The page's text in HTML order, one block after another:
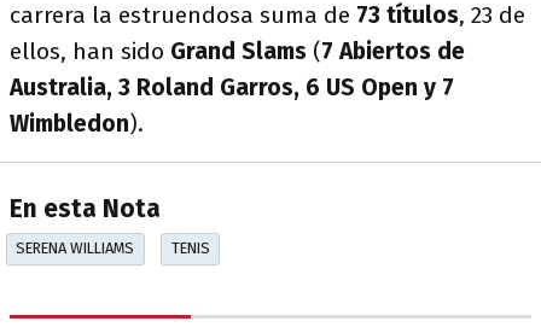
carrera la estruendosa suma de 73 títulos, 23 de
ellos, han sido Grand Slams (7 Abiertos de
Australia, 3 Roland Garros, 6 US Open y 7
Wimbledon).
En esta Nota
SERENA WILLIAMS TENIS